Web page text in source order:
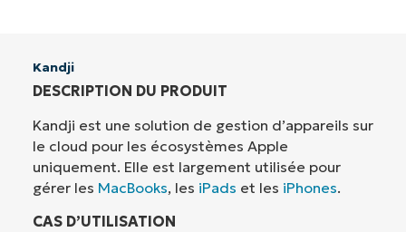
Kandji
DESCRIPTION DU PRODUIT
Kandji est une solution de gestion d’appareils sur
le cloud pour les écosystèmes Apple
uniquement. Elle est largement utilisée pour
gérer les MacBooks, les iPads et les iPhones.
CAS D’UTILISATION